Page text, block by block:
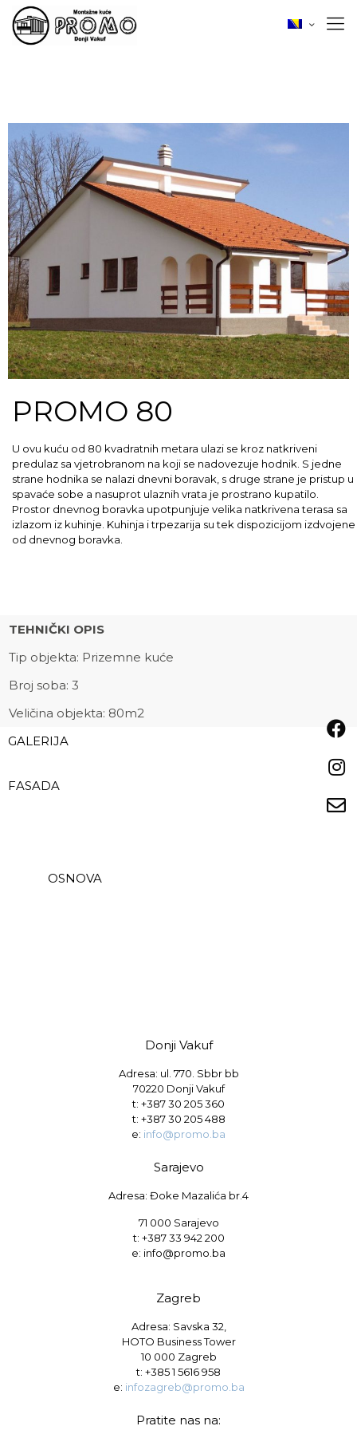
PROMO 80
U ovu kuću od 80 kvadratnih metara ulazi se kroz natkriveni
predulaz sa vjetrobranom na koji se nadovezuje hodnik. S jedne
strane hodnika se nalazi dnevni boravak, s druge strane je pristup u
spavaće sobe a nasuprot ulaznih vrata je prostrano kupatilo.
Prostor dnevnog boravka upotpunjuje velika natkrivena terasa sa
izlazom iz kuhinje. Kuhinja i trpezarija su tek dispozicijom izdvojene
od dnevnog boravka.
TEHNIČKI OPIS
Tip objekta: Prizemne kuće
Broj soba: 3
Veličina objekta: 80m2
GALERIJA
FASADA
OSNOVA
Donji Vakuf
Adresa: ul. 770. Sbbr bb
70220 Donji Vakuf
t: +387 30 205 360
t: +387 30 205 488
e: info@promo.ba
Sarajevo
Adresa: Đoke Mazalića br.4
71 000 Sarajevo
t: +387 33 942 200
e: info@promo.ba
Zagreb
Adresa: Savska 32,
HOTO Business Tower
10 000 Zagreb
t: +385 1 5616 958
e: infozagreb@promo.ba
Pratite nas na: